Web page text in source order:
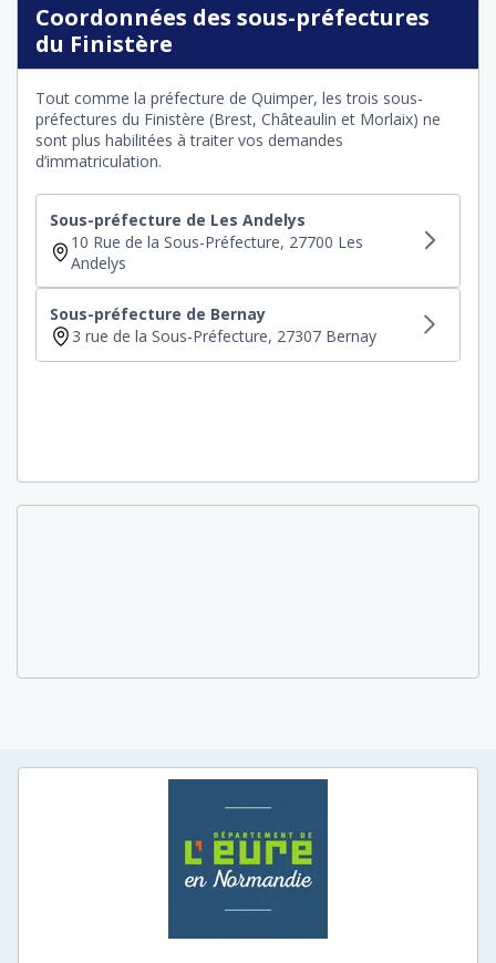
Coordonnées des sous-préfectures
du Finistère
Tout comme la préfecture de Quimper, les trois sous-
préfectures du Finistère (Brest, Châteaulin et Morlaix) ne
sont plus habilitées à traiter vos demandes
d’immatriculation.
Sous-préfecture de Les Andelys
10 Rue de la Sous-Préfecture, 27700 Les
Andelys
Sous-préfecture de Bernay
3 rue de la Sous-Préfecture, 27307 Bernay